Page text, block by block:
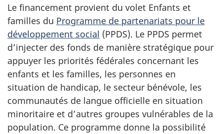
Le financement provient du volet Enfants et
familles du Programme de partenariats pour le
développement social (PPDS). Le PPDS permet
d’injecter des fonds de manière stratégique pour
appuyer les priorités fédérales concernant les
enfants et les familles, les personnes en
situation de handicap, le secteur bénévole, les
communautés de langue officielle en situation
minoritaire et d’autres groupes vulnérables de la
population. Ce programme donne la possibilité